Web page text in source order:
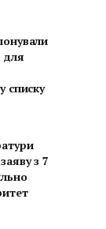
для
списку
з 7